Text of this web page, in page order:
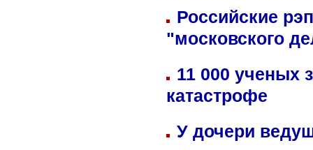
Российские
"московского
11 000 ученых
катастрофе
У дочери